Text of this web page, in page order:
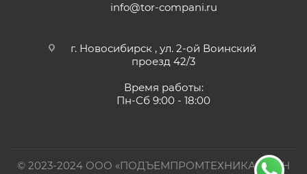
info@tor-compani.ru
г. Новосибирск , ул. 2-ой Воинский
проезд 42/3
Время работы:
Пн-Сб 9:00 - 18:00
© 2023-2024 ООО «ПОДЪЕМПРОМТЕХНИКА». ИНН